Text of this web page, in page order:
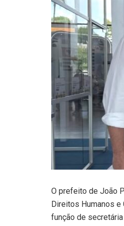
O prefeito de João
Direitos Humanos e
função de